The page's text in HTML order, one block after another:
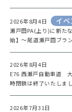
2026年8月4日 イベ
瀬戸田PA(上り)に新た
始】～尾道瀬戸田ブラ
2026年8月4日
E76 西瀬戸自動車道
時閉鎖は終了いたしまし
2026年7月31日